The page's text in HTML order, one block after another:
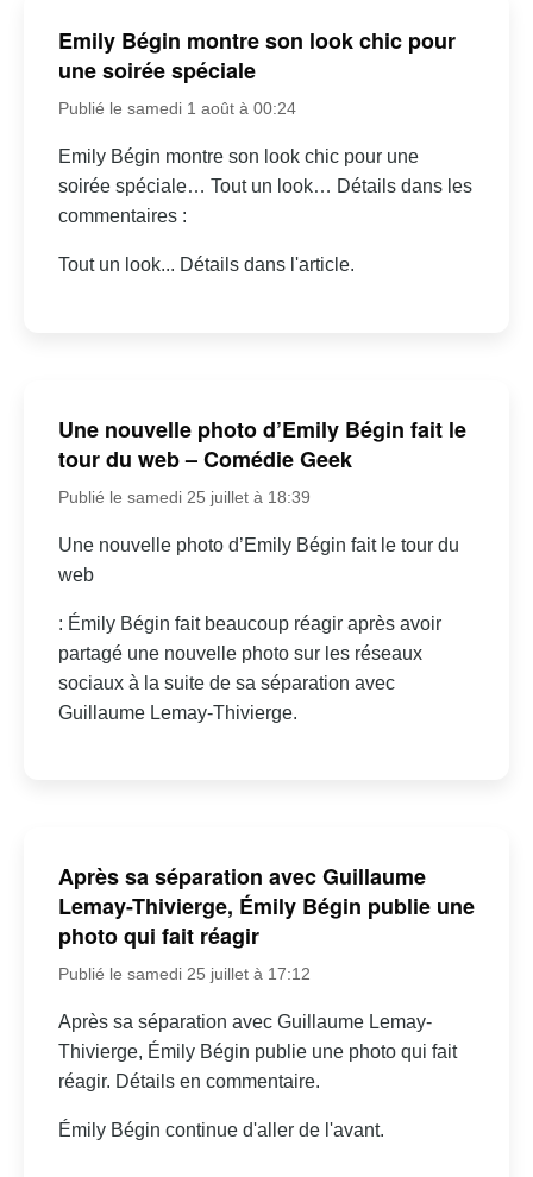
Emily Bégin montre son look chic pour
une soirée spéciale
Publié le samedi 1 août à 00:24
Emily Bégin montre son look chic pour une
soirée spéciale… Tout un look… Détails dans les
commentaires :
Tout un look... Détails dans l'article.
Une nouvelle photo d’Emily Bégin fait le
tour du web – Comédie Geek
Publié le samedi 25 juillet à 18:39
Une nouvelle photo d’Emily Bégin fait le tour du
web
: Émily Bégin fait beaucoup réagir après avoir
partagé une nouvelle photo sur les réseaux
sociaux à la suite de sa séparation avec
Guillaume Lemay-Thivierge.
Après sa séparation avec Guillaume
Lemay-Thivierge, Émily Bégin publie une
photo qui fait réagir
Publié le samedi 25 juillet à 17:12
Après sa séparation avec Guillaume Lemay-
Thivierge, Émily Bégin publie une photo qui fait
réagir. Détails en commentaire.
Émily Bégin continue d'aller de l'avant.